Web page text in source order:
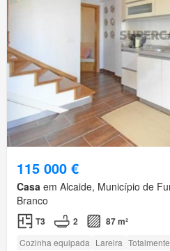
115 000 €
Casa em Alcaide, Município de
Branco
T3 2 87 m²
Cozinha equipada Lareira